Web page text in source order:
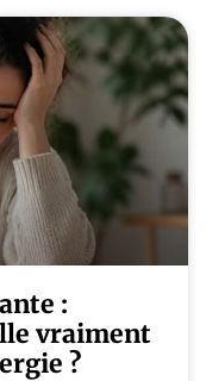
:
vraiment
?